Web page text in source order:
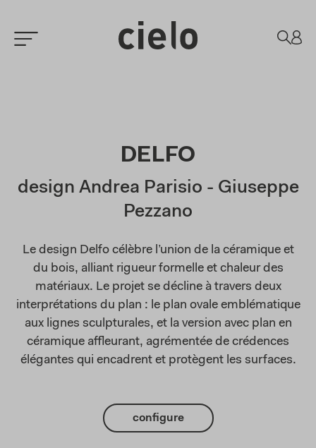
DELFO
design Andrea Parisio - Giuseppe
Pezzano
Le design Delfo célèbre l’union de la céramique et
du bois, alliant rigueur formelle et chaleur des
matériaux. Le projet se décline à travers deux
interprétations du plan : le plan ovale emblématique
aux lignes sculpturales, et la version avec plan en
céramique affleurant, agrémentée de crédences
élégantes qui encadrent et protègent les surfaces.
configure